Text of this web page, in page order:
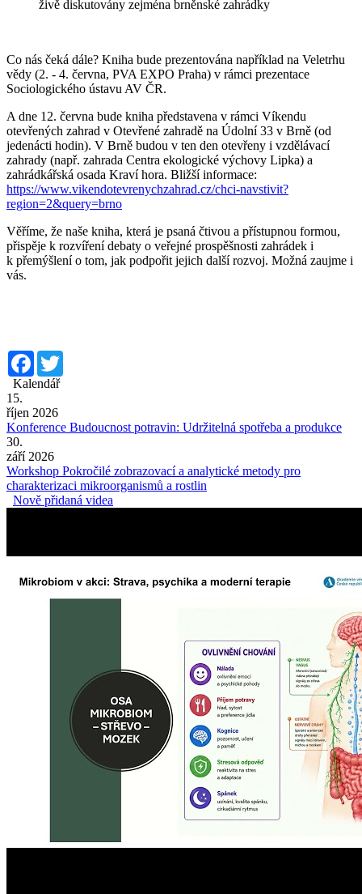
živě diskutovány zejména brněnské zahrádky
Co nás čeká dále? Kniha bude prezentována například na Veletrhu
vědy (2. - 4. června, PVA EXPO Praha) v rámci prezentace
Sociologického ústavu AV ČR.
A dne 12. června bude kniha představena v rámci Víkendu
otevřených zahrad v Otevřené zahradě na Údolní 33 v Brně (od
jedenácti hodin). V Brně budou v ten den otevřeny i vzdělávací
zahrady (např. zahrada Centra ekologické výchovy Lipka) a
zahrádkářská osada Kraví hora. Bližší informace:
https://www.vikendotevrenychzahrad.cz/chci-navstivit?
region=2&query=brno
Věříme, že naše kniha, která je psaná čtivou a přístupnou formou,
přispěje k rozvíření debaty o veřejné prospěšnosti zahrádek i
k přemýšlení o tom, jak podpořit jejich další rozvoj. Možná zaujme i
vás.
Facebook
Kalendář
15.
říjen 2026
Konference Budoucnost potravin: Udržitelná spotřeba a produkce
30.
září 2026
Workshop Pokročilé zobrazovací a analytické metody pro
charakterizaci mikroorganismů a rostlin
Nově přidaná videa